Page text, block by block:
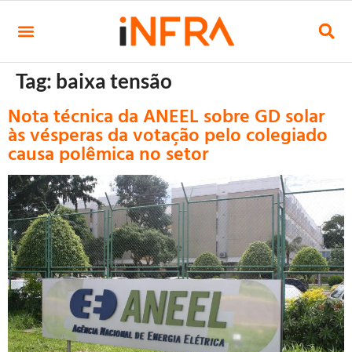
Tag: baixa tensão
Nota técnica da ANEEL sobre GD solar
às vésperas da votação pelo colegiado
causa polêmica no setor